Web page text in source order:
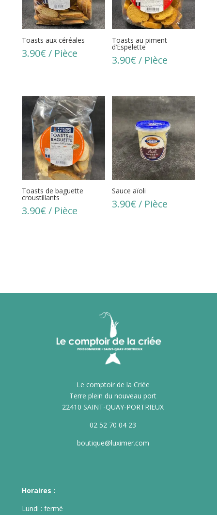
Toasts aux céréales
3.90€ / Pièce
Toasts au piment
d’Espelette
3.90€ / Pièce
Toasts de baguette
croustillants
3.90€ / Pièce
Sauce aïoli
3.90€ / Pièce
Le comptoir de la Criée
Terre plein du nouveau port
22410 SAINT-QUAY-PORTRIEUX
02 52 70 04 23
boutique@luximer.com
Horaires :
Lundi : fermé